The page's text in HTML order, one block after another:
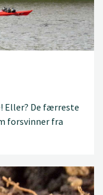
Eller? De færreste
forsvinner fra